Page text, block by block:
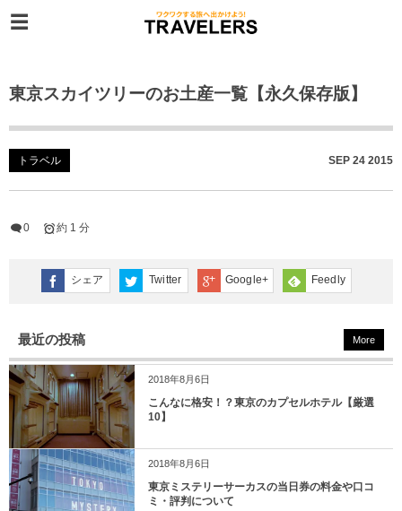
東京スカイツリーのお土産一覧【永久保存版】
トラベル SEP 24 2015
0 約 1 分
シェア Twitter Google+ Feedly
最近の投稿
2018年8月6日
こんなに格安！？東京のカプセルホテル【厳選
10】
2018年8月6日
東京ミステリーサーカスの当日券の料金や口コ
ミ・評判について
More